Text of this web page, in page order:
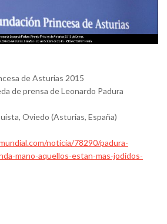
de Asturias 2015
de prensa de Leonardo Padura
Oviedo (Asturias, España)
noticia/78290/padura-
mano-aquellos-estan-mas-jodidos-